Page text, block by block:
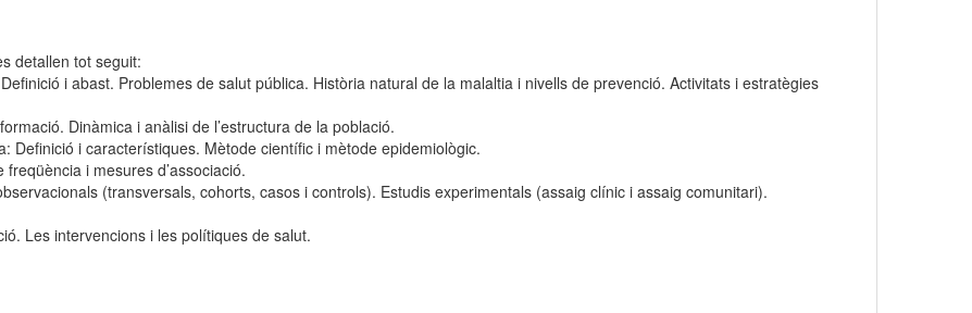
detallen tot seguit:
i abast. Problemes de salut pública. Història natural de la malaltia i nivells de prevenció. Activitats i estratègies
Dinàmica i anàlisi de l’estructura de la població.
Definició i característiques. Mètode científic i mètode epidemiològic.
i mesures d’associació.
(transversals, cohorts, casos i controls). Estudis experimentals (assaig clínic i assaig comunitari).
Les intervencions i les polítiques de salut.